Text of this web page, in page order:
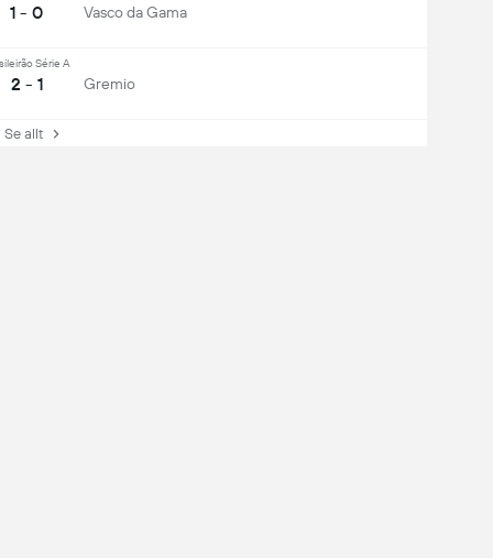
1 - 0 Vasco da Gama
Série A
2 - 1 Gremio
allt